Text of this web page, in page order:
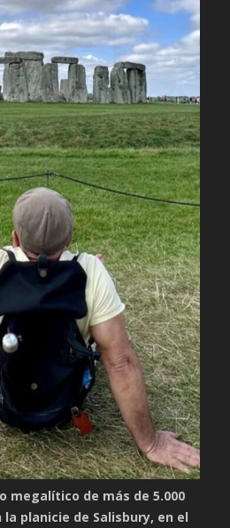
megalítico de más de 5.000
planicie de Salisbury, en el